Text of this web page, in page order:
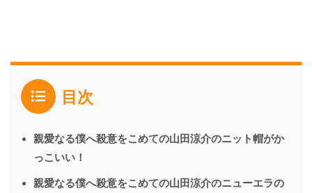
目次
親愛なる僕へ殺意をこめての山田涼介のニット帽がか
っこいい！
親愛なる僕へ殺意をこめての山田涼介のニューエラの